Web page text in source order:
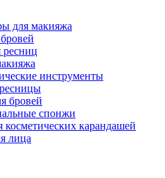
для макияжа
инструменты
бровей
спонжи
косметических карандашей
лица